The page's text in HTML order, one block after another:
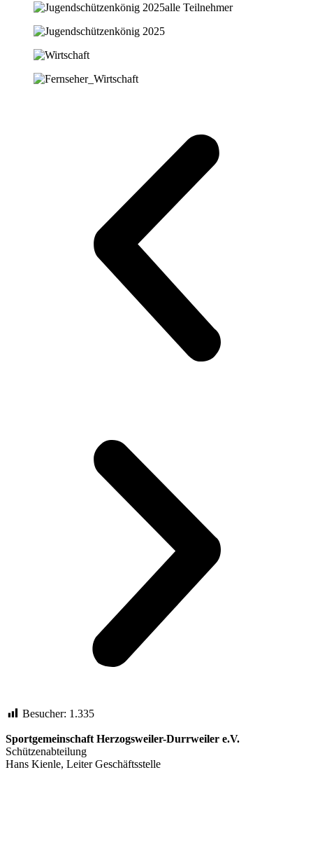
Besucher: 1.335
Sportgemeinschaft Herzogsweiler-Durrweiler e.V.
Schützenabteilung
Hans Kienle, Leiter Geschäftsstelle